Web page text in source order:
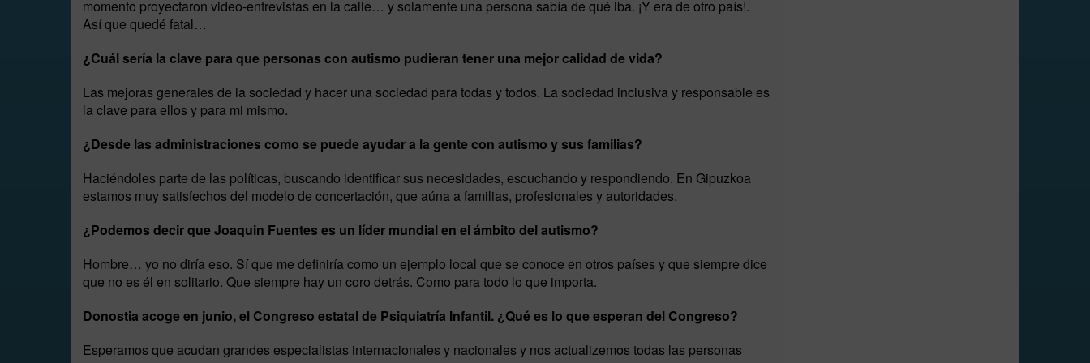
momento proyectaron video-entrevistas en la calle… y solamente una persona sabía de qué iba. ¡Y era de otro país!.
Así que quedé fatal…
¿Cuál sería la clave para que personas con autismo pudieran tener una mejor calidad de vida?
Las mejoras generales de la sociedad y hacer una sociedad para todas y todos. La sociedad inclusiva y responsable es
la clave para ellos y para mi mismo.
¿Desde las administraciones como se puede ayudar a la gente con autismo y sus familias?
Haciéndoles parte de las políticas, buscando identificar sus necesidades, escuchando y respondiendo. En Gipuzkoa
estamos muy satisfechos del modelo de concertación, que aúna a familias, profesionales y autoridades.
¿Podemos decir que Joaquin Fuentes es un líder mundial en el ámbito del autismo?
Hombre… yo no diría eso. Sí que me definiría como un ejemplo local que se conoce en otros países y que siempre dice
que no es él en solitario. Que siempre hay un coro detrás. Como para todo lo que importa.
Donostia acoge en junio, el Congreso estatal de Psiquiatría Infantil. ¿Qué es lo que esperan del Congreso?
Esperamos que acudan grandes especialistas internacionales y nacionales y nos actualizemos todas las personas